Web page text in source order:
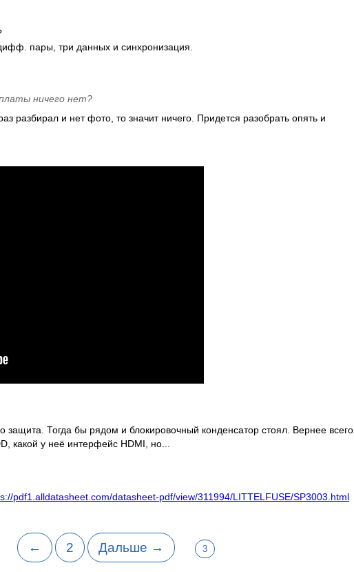
пары, три данных и синхронизация.
ничего нет?
разбирал и нет фото, то значит ничего. Придется разобрать опять и
защита. Тогда бы рядом и блокировочный конденсатор стоял. Вернее всего
какой у неё интерфейс HDMI, но...
pdf1.alldatasheet.com/datasheet-pdf/view/311994/LITTELFUSE/SP3003.html
← 2 Дальше → 3